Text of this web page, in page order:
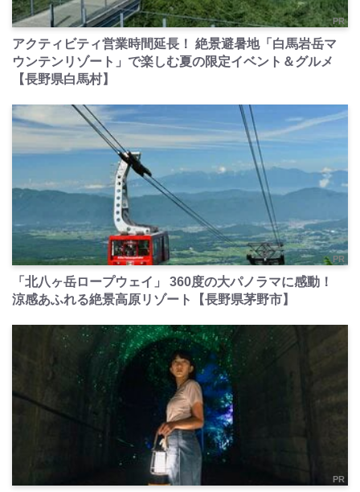
PR
アクティビティ営業時間延長！ 絶景避暑地「白馬岩岳マ
ウンテンリゾート」で楽しむ夏の限定イベント＆グルメ
【長野県白馬村】
PR
「北八ヶ岳ロープウェイ」 360度の大パノラマに感動！
涼感あふれる絶景高原リゾート【長野県茅野市】
PR